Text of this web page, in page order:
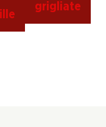
grigliate